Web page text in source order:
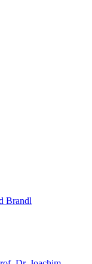
Brandl